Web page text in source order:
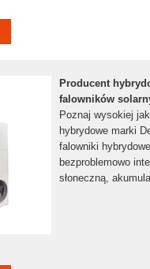
Producent
falowników
Poznaj wysokiej
hybrydowe marki
falowniki hybrydowe
bezproblemowo
słoneczną,